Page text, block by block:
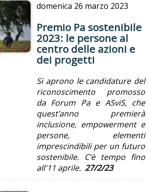
domenica 26 marzo 2023
Premio Pa sostenibile
2023: le persone al
centro delle azioni e
dei progetti
Si aprono le candidature del
riconoscimento promosso
da Forum Pa e ASviS, che
quest’anno premierà
inclusione, empowerment e
persone, elementi
imprescindibili per un futuro
sostenibile. C’è tempo fino
all'11 aprile. 27/2/23